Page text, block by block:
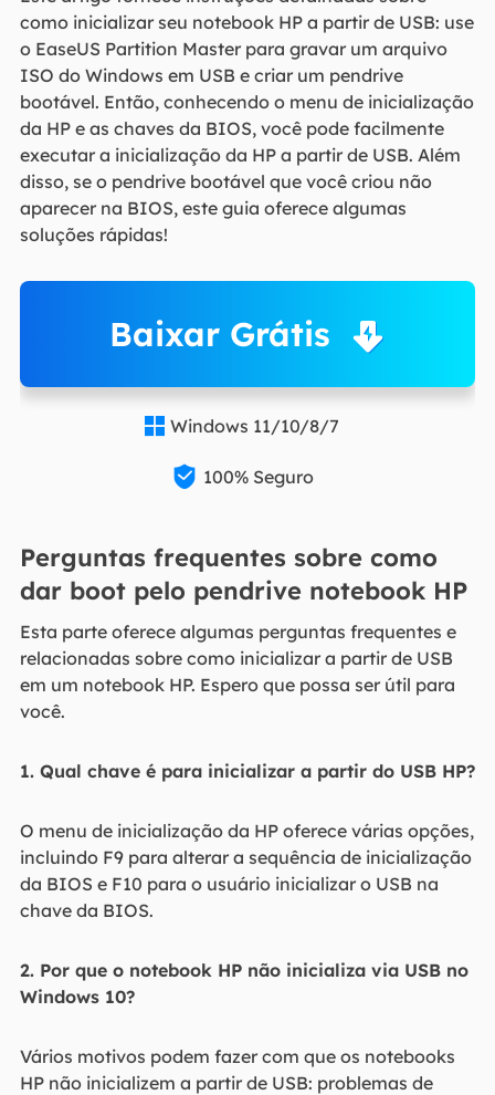
como inicializar seu notebook HP a partir de USB: use
o EaseUS Partition Master para gravar um arquivo
ISO do Windows em USB e criar um pendrive
bootável. Então, conhecendo o menu de inicialização
da HP e as chaves da BIOS, você pode facilmente
executar a inicialização da HP a partir de USB. Além
disso, se o pendrive bootável que você criou não
aparecer na BIOS, este guia oferece algumas
soluções rápidas!
Baixar Grátis
 Windows 11/10/8/7
 100% Seguro
Perguntas frequentes sobre como
dar boot pelo pendrive notebook HP
Esta parte oferece algumas perguntas frequentes e
relacionadas sobre como inicializar a partir de USB
em um notebook HP. Espero que possa ser útil para
você.
1. Qual chave é para inicializar a partir do USB HP?
O menu de inicialização da HP oferece várias opções,
incluindo F9 para alterar a sequência de inicialização
da BIOS e F10 para o usuário inicializar o USB na
chave da BIOS.
2. Por que o notebook HP não inicializa via USB no
Windows 10?
Vários motivos podem fazer com que os notebooks
HP não inicializem a partir de USB: problemas de